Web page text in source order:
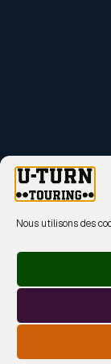
Nous utilisons des